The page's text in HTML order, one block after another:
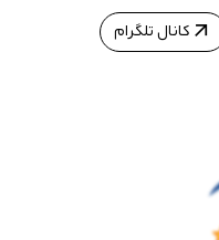
arrow_outward کانال تلگرام